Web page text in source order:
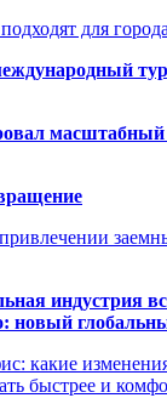
для
индустрия
новый
какие
быстрее и